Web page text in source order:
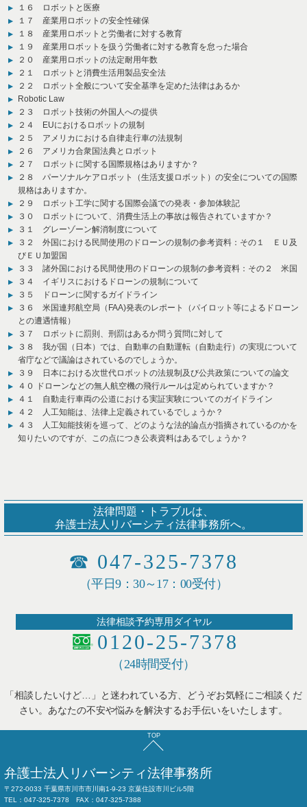
１６ ロボットと医療
１７ 産業用ロボットの安全性確保
１８ 産業用ロボットと労働者に対する教育
１９ 産業用ロボットを扱う労働者に対する教育を怠った場合
２０ 産業用ロボットの法定耐用年数
２１ ロボットと消費生活用製品安全法
２２ ロボット全般について安全基準を定めた法律はあるか
Robotic Law
２３ ロボット技術の外国人への提供
２４ EUにおけるロボットの規制
２５ アメリカにおける自律走行車の法規制
２６ アメリカ合衆国法典とロボット
２７ ロボットに関する国際規格はありますか？
２８ パーソナルケアロボット（生活支援ロボット）の安全についての国際
規格はありますか。
２９ ロボット工学に関する国際会議での発表・参加体験記
３０ ロボットについて、消費生活上の事故は報告されていますか？
３１ グレーゾーン解消制度について
３２ 外国における民間使用のドローンの規制の参考資料：その１ ＥＵ及
びＥＵ加盟国
３３ 諸外国における民間使用のドローンの規制の参考資料：その２ 米国
３４ イギリスにおけるドローンの規制について
３５ ドローンに関するガイドライン
３６ 米国連邦航空局（FAA)発表のレポート（パイロット等によるドローン
との遭遇情報）
３７ ロボットに罰則、刑罰はあるか問う質問に対して
３８ 我が国（日本）では、自動車の自動運転（自動走行）の実現について
省庁などで議論はされているのでしょうか。
３９ 日本における次世代ロボットの法規制及び公共政策についての論文
４０ ドローンなどの無人航空機の飛行ルールは定められていますか？
４１ 自動走行車両の公道における実証実験についてのガイドライン
４２ 人工知能は、法律上定義されているでしょうか？
４３ 人工知能技術を巡って、どのような法的論点が指摘されているのかを
知りたいのですが、この点につき公表資料はあるでしょうか？
法律問題・トラブルは、
弁護士法人リバーシティ法律事務所へ。
☎ 047-325-7378
（平日9：30～17：00受付）
法律相談予約専用ダイヤル
0120-25-7378
（24時間受付）
「相談したいけど…」と迷われている方、どうぞお気軽にご相談くだ
さい。あなたの不安や悩みを解決するお手伝いをいたします。
TOP
弁護士法人 リバーシティ法律事務所
〒272-0033 千葉県市川市市川南1-9-23 京葉住設市川ビル5階
TEL：047-325-7378 FAX：047-325-7388